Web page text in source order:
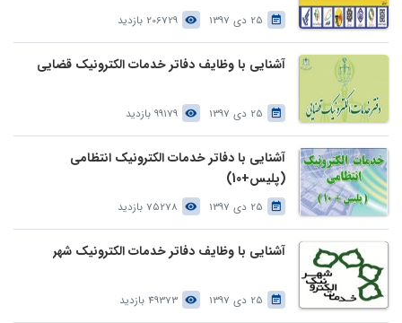
25 دی 1397 206729 بازدید
آشنایی با وظایف دفاتر خدمات الکترونیک قضایی
25 دی 1397 99179 بازدید
آشنایی با دفاتر خدمات الکترونیک انتظامی
(پلیس+10)
25 دی 1397 75278 بازدید
آشنایی با وظایف دفاتر خدمات الکترونیک شهر
25 دی 1397 49373 بازدید